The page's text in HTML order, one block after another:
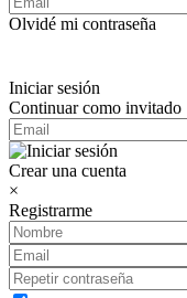
Olvidé mi contraseña
Iniciar sesión
Continuar como invitado
Crear una cuenta
×
Registrarme